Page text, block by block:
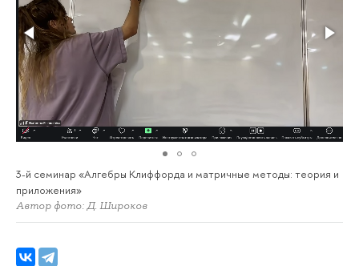
3-й семинар «Алгебры Клиффорда и матричные методы: теория и
приложения»
Автор фото: Д. Широков